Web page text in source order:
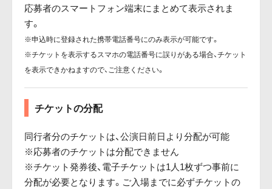
応募者のスマートフォン端末にまとめて表示されま
す。
※申込時に登録された携帯電話番号にのみ表示が可能です。
※チケットを表示するスマホの電話番号に誤りがある場合、チケット
を表示できかねますので、ご注意ください。
チケットの分配
同行者分のチケットは、公演日前日より分配が可能
※応募者のチケットは分配できません
※チケット発券後、電子チケットは1人1枚ずつ事前に
分配が必要となります。ご入場までに必ずチケットの